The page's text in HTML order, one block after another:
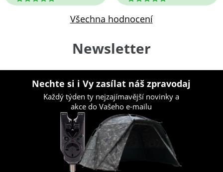
Všechna hodnocení
Newsletter
Nechte si i Vy zasílat náš zpravodaj
Každý týden ty nejzajímavější novinky a
akce do Vašeho e-mailu